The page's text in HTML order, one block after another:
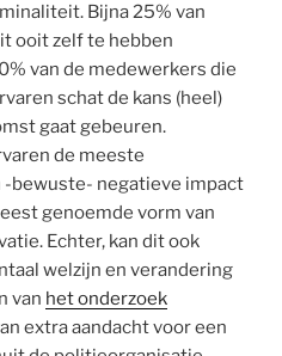
Bijna 25% van
ooit zelf te hebben
van de medewerkers die
schat de kans (heel)
gaat gebeuren.
de meeste
bewuste- negatieve impact
genoemde vorm van
Echter, kan dit ook
welzijn en verandering
van het onderzoek
extra aandacht voor een